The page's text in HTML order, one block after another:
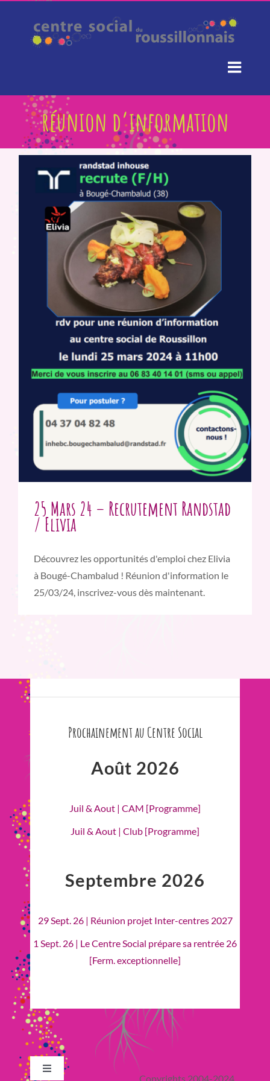
contenu
réunion d’information
25 Mars 24 – Recrutement Randstad
/ Elivia
Découvrez les opportunités d'emploi chez Elivia
à Bougé-Chambalud ! Réunion d'information le
25/03/24, inscrivez-vous dès maintenant.
Prochainement au Centre Social
Août 2026
Juil & Aout | CAM [Programme]
Juil & Aout | Club [Programme]
Septembre 2026
29 Sept. 26 | Réunion projet Inter-centres 2027
1 Sept. 26 | Le Centre Social prépare sa rentrée 26
[Ferm. exceptionnelle]
Toggle
Copyrights 2004-2024